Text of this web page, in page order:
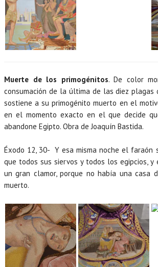
Muerte de los primogénitos. De color
consumación de la última de las diez plagas
sostiene a su primogénito muerto en el
en el momento exacto en el que decide
abandone Egipto. Obra de Joaquín Bastida.
Éxodo 12, 30- Y esa misma noche el faraón
que todos sus siervos y todos los egipcios, y
un gran clamor, porque no había una casa
muerto.